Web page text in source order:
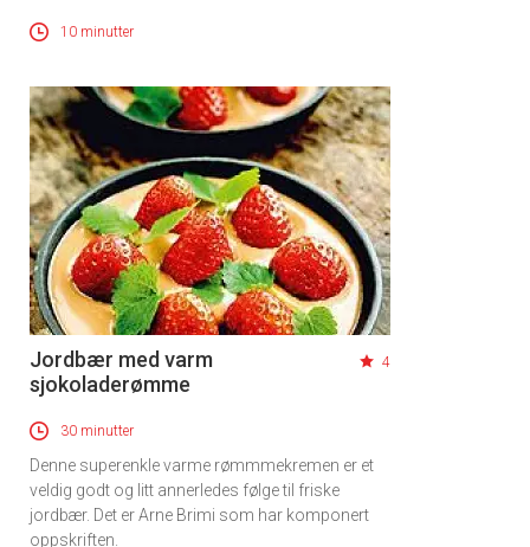
10 minutter
Jordbær med varm
sjokoladerømme
4
30 minutter
Denne superenkle varme rømmmekremen er et
veldig godt og litt annerledes følge til friske
jordbær. Det er Arne Brimi som har komponert
oppskriften.